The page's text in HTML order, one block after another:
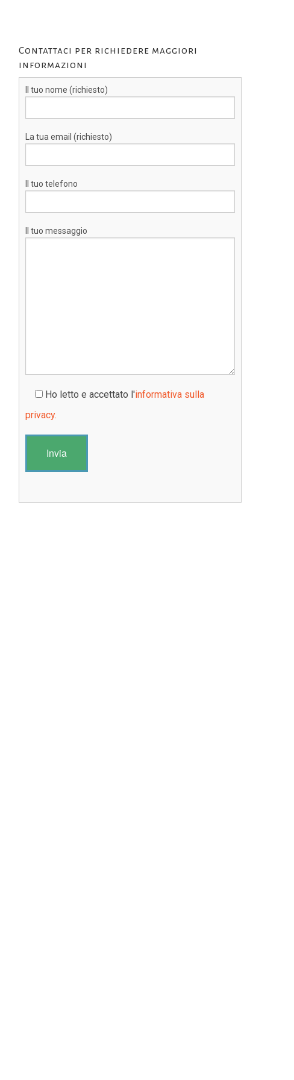
Contattaci per richiedere maggiori
informazioni
Il tuo nome (richiesto)
La tua email (richiesto)
Il tuo telefono
Il tuo messaggio
Ho letto e accettato l'informativa sulla
privacy.